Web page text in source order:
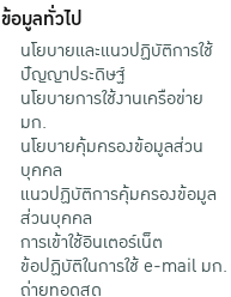
ข้อมูลทั่วไป
นโยบายและแนวปฏิบัติการใช้
ปัญญาประดิษฐ์
นโยบายการใช้งานเครือข่าย
มก.
นโยบายคุ้มครองข้อมูลส่วน
บุคคล
แนวปฏิบัติการคุ้มครองข้อมูล
ส่วนบุคคล
การเข้าใช้อินเตอร์เน็ต
ข้อปฏิบัติในการใช้ e-mail มก.
ถ่ายทอดสด